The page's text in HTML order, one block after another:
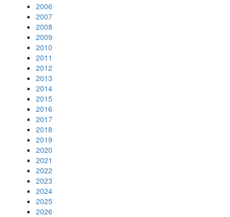
2006
2007
2008
2009
2010
2011
2012
2013
2014
2015
2016
2017
2018
2019
2020
2021
2022
2023
2024
2025
2026